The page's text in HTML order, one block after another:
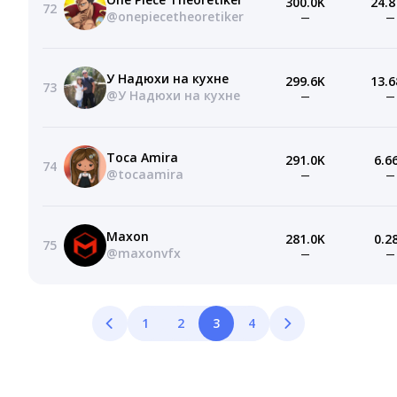
72
@onepiecetheoretiker
— —
73
У Надюхи на кухне
@У Надюхи на кухне
299.6K
— —
74
Toca Amira
@tocaamira
291.0K
— —
75
Maxon
@maxonvfx
281.0K
— —
1 2 3 4